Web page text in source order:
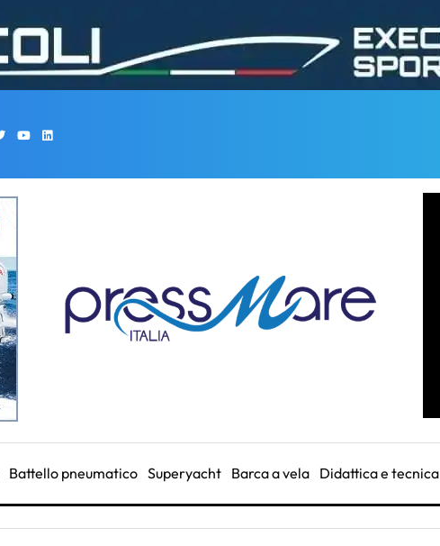
Battello pneumatico Superyacht Barca a vela Didattica e tecnica